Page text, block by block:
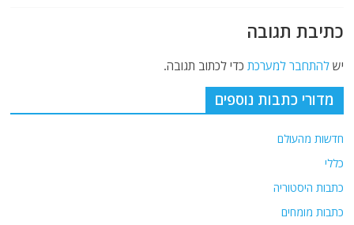
כתיבת תגובה
ישלהתחבר למערכת כדי לכתוב תגובה.
מדורי כתבות נוספים
חדשות מהעולם
כללי
כתבות היסטוריה
כתבות מומחים